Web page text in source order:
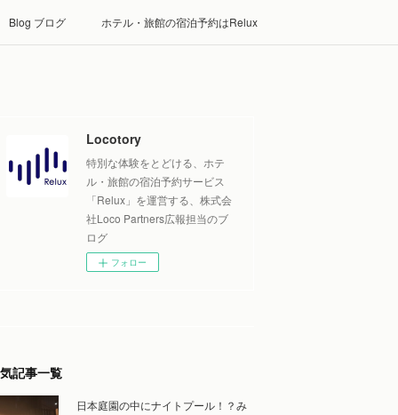
Blog ブログ ホテル・旅館の宿泊予約はRelux
Locotory
特別な体験をとどける、ホテ
ル・旅館の宿泊予約サービス
「Relux」を運営する、株式会
社Loco Partners広報担当のブ
ログ
フォロー
記事一覧
日本庭園の中にナイトプール！？み